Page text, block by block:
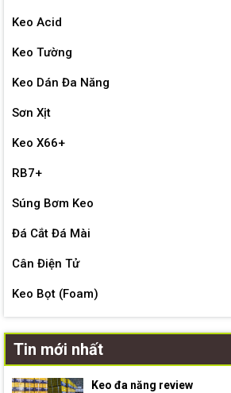
Keo Acid
Keo Tường
Keo Dán Đa Năng
Sơn Xịt
Keo X66+
RB7+
Súng Bơm Keo
Đá Cắt Đá Mài
Cân Điện Tử
Keo Bọt (Foam)
Tin mới nhất
Keo đa năng review